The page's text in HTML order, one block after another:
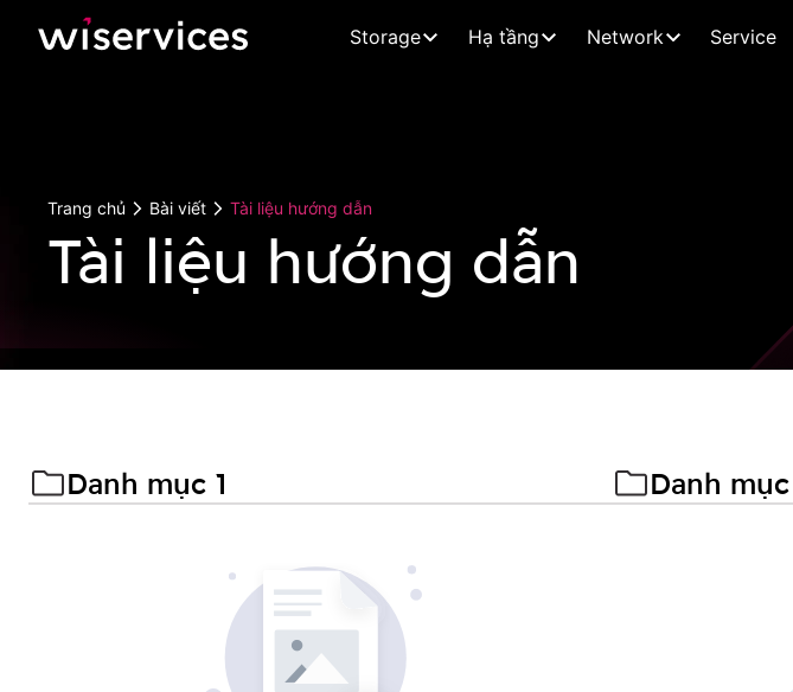
Storage Hạ tầng Network Service
Trang chủ Bài viết Tài liệu hướng dẫn
Tài liệu hướng dẫn
Danh mục 1 Danh